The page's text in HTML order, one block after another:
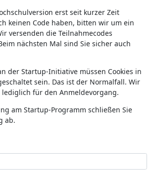
erst seit kurzer Zeit
keinen Code haben, bitten wir um ein
versenden die Teilnahmecodes
nächsten Mal sind Sie sicher auch
der Startup-Initiative müssen Cookies in
sein. Das ist der Normalfall. Wir
lediglich für den Anmeldevorgang.
am Startup-Programm schließen Sie
ab.